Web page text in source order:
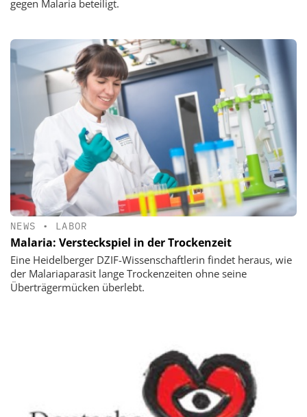
gegen Malaria beteiligt.
NEWS • LABOR
Malaria: Versteckspiel in der Trockenzeit
Eine Heidelberger DZIF-Wissenschaftlerin findet heraus, wie
der Malariaparasit lange Trockenzeiten ohne seine
Überträgermücken überlebt.